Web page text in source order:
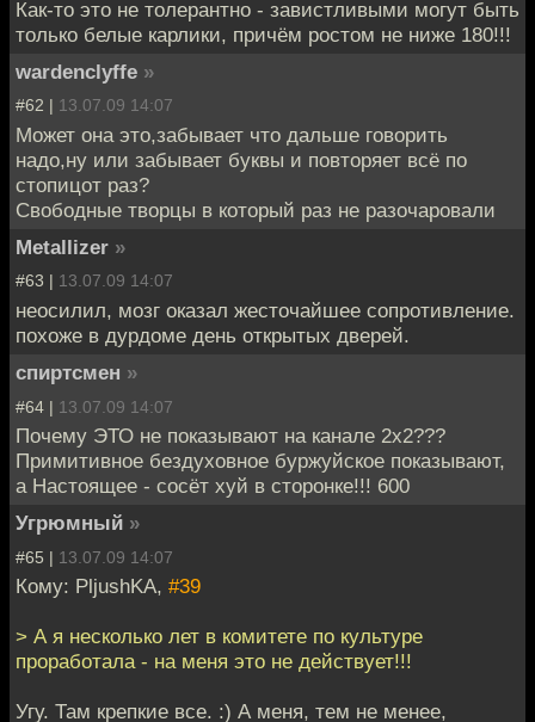
Как-то это не толерантно - завистливыми могут быть
только белые карлики, причём ростом не ниже 180!!!
wardenclyffe »
#62 | 13.07.09 14:07
Может она это,забывает что дальше говорить
надо,ну или забывает буквы и повторяет всё по
стопицот раз?
Свободные творцы в который раз не разочаровали
Metallizer »
#63 | 13.07.09 14:07
неосилил, мозг оказал жесточайшее сопротивление.
похоже в дурдоме день открытых дверей.
спиртсмен »
#64 | 13.07.09 14:07
Почему ЭТО не показывают на канале 2х2???
Примитивное бездуховное буржуйское показывают,
а Настоящее - сосёт хуй в сторонке!!! 600
Угрюмный »
#65 | 13.07.09 14:07
Кому: PljushKA, #39
> А я несколько лет в комитете по культуре
проработала - на меня это не действует!!!
Угу. Там крепкие все. :) А меня, тем не менее,